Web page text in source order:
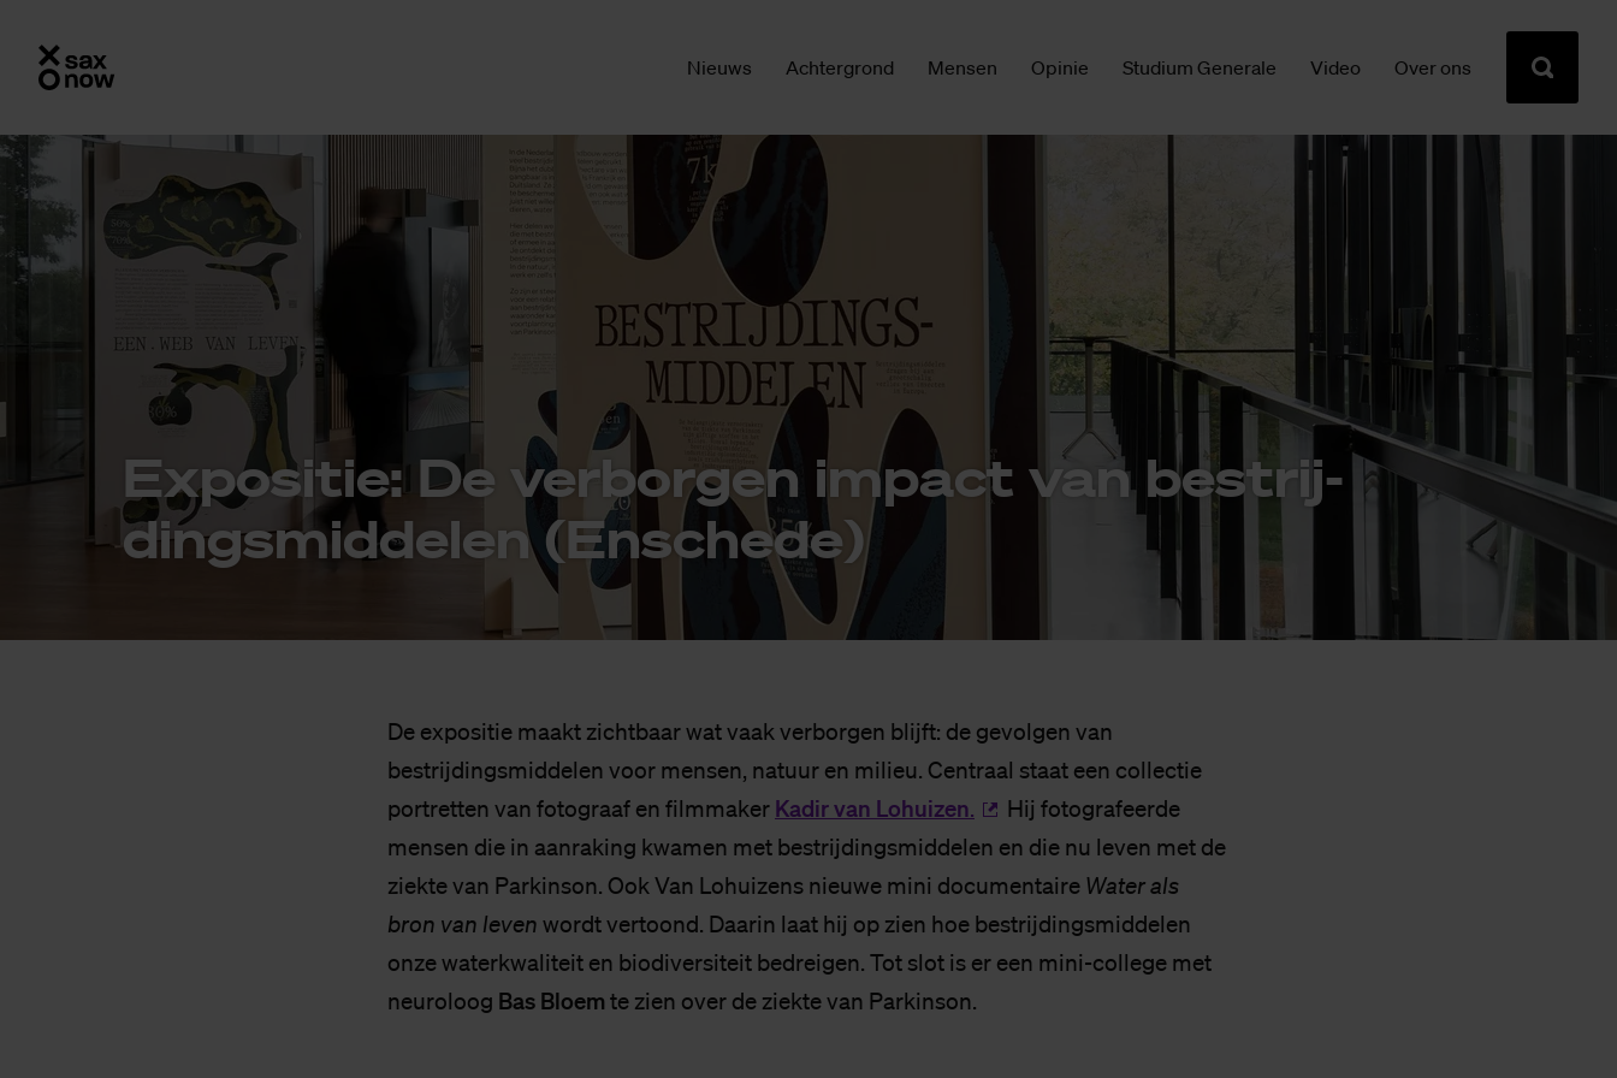
Nieuws Achtergrond Mensen Opinie Studium Generale Video Over ons
Ex­po­si­tie: De ver­bor­gen im­pact van be­strij­
dings­mid­de­len (En­sche­de)
De expositie maakt zichtbaar wat vaak verborgen blijft: de gevolgen van
bestrijdingsmiddelen voor mensen, natuur en milieu. Centraal staat een collectie
portretten van fotograaf en filmmaker Kadir van Lohuizen.
Hij fotografeerde
mensen die in aanraking kwamen met bestrijdingsmiddelen en die nu leven met de
ziekte van Parkinson. Ook Van Lohuizens nieuwe mini documentaire Water als
bron van leven wordt vertoond. Daarin laat hij op zien hoe bestrijdingsmiddelen
onze waterkwaliteit en biodiversiteit bedreigen. Tot slot is er een mini-college met
neuroloog Bas Bloem te zien over de ziekte van Parkinson.